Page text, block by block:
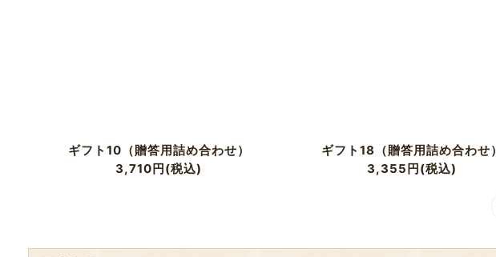
ギフト10（贈答用詰め合わせ）
3,710円(税込)
ギフト18（贈答用詰め合わせ）
3,355円(税込)